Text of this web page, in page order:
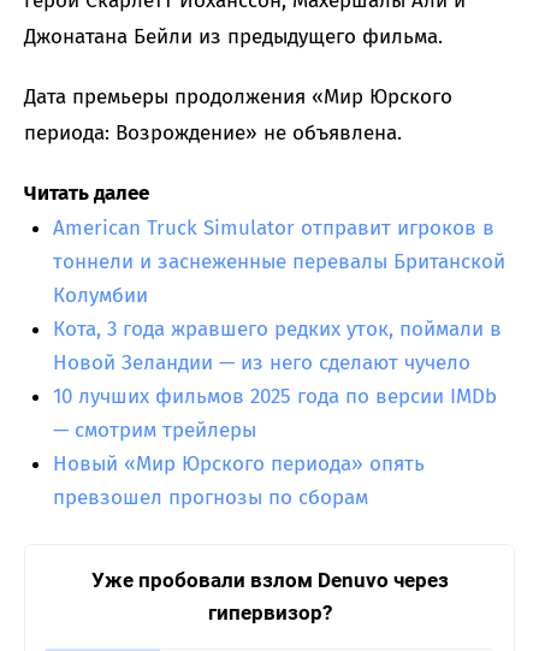
Джонатана Бейли из предыдущего фильма.
Дата премьеры продолжения «Мир Юрского
периода: Возрождение» не объявлена.
Читать далее
American Truck Simulator отправит игроков в
тоннели и заснеженные перевалы Британской
Колумбии
Кота, 3 года жравшего редких уток, поймали в
Новой Зеландии — из него сделают чучело
10 лучших фильмов 2025 года по версии IMDb
— смотрим трейлеры
Новый «Мир Юрского периода» опять
превзошел прогнозы по сборам
Уже пробовали взлом Denuvo через
гипервизор?